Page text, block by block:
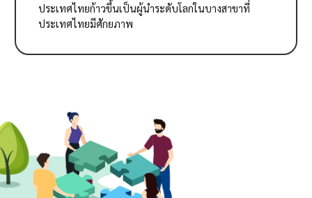
ประเทศไทยก้าวขึ้นเป็นผู้นำระดับโลกในบางสาขาที่
ประเทศไทยมีศักยภาพ